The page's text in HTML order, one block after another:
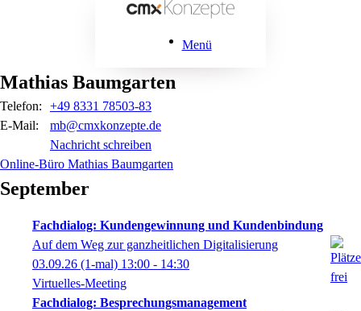
Menü
Mathias Baumgarten
Telefon:
+49 8331 78503-83
E-Mail:
mb@cmxkonzepte.de
Nachricht schreiben
Online-Büro Mathias Baumgarten
September
Fachdialog: Kundengewinnung und Kundenbindung
Auf dem Weg zur ganzheitlichen Digitalisierung
03.09.26 (1-mal) 13:00 - 14:30
Virtuelles-Meeting
Fachdialog: Besprechungsmanagement